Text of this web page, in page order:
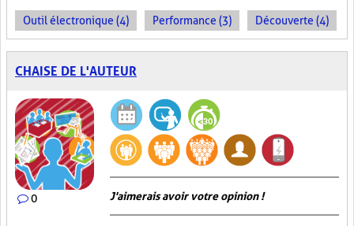
Outil électronique (4) Performance (3) Découverte (4)
CHAISE DE L'AUTEUR
0 J'aimerais avoir votre opinion !